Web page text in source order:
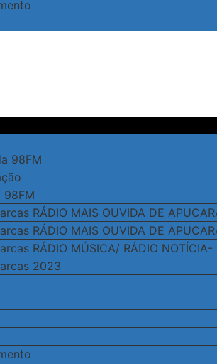
98FM
98FM
RÁDIO MAIS OUVIDA DE
RÁDIO MAIS OUVIDA DE
RÁDIO MÚSICA/ RÁDIO
2023